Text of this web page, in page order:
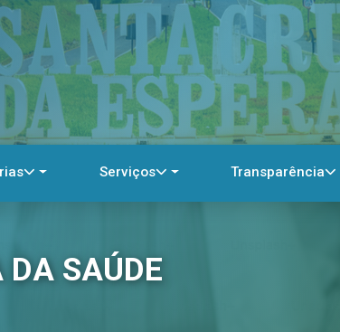
Serviços Transparência
SAÚDE